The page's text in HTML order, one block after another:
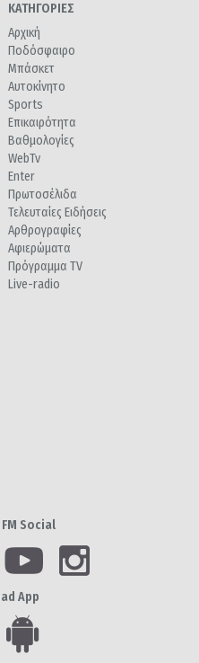
ΚΑΤΗΓΟΡΙΕΣ
Αρχική
Ποδόσφαιρο
Μπάσκετ
Αυτοκίνητο
Sports
Επικαιρότητα
Βαθμολογίες
WebTv
Enter
Πρωτοσέλιδα
Τελευταίες Ειδήσεις
Αρθρογραφίες
Αφιερώματα
Πρόγραμμα TV
Live-radio
Social
App